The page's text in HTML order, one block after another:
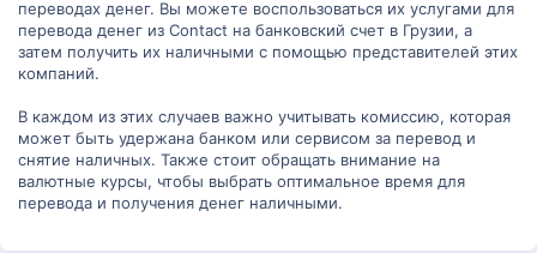
переводах денег. Вы можете воспользоваться их услугами для
перевода денег из Contact на банковский счет в Грузии, а
затем получить их наличными с помощью представителей этих
компаний.
В каждом из этих случаев важно учитывать комиссию, которая
может быть удержана банком или сервисом за перевод и
снятие наличных. Также стоит обращать внимание на
валютные курсы, чтобы выбрать оптимальное время для
перевода и получения денег наличными.